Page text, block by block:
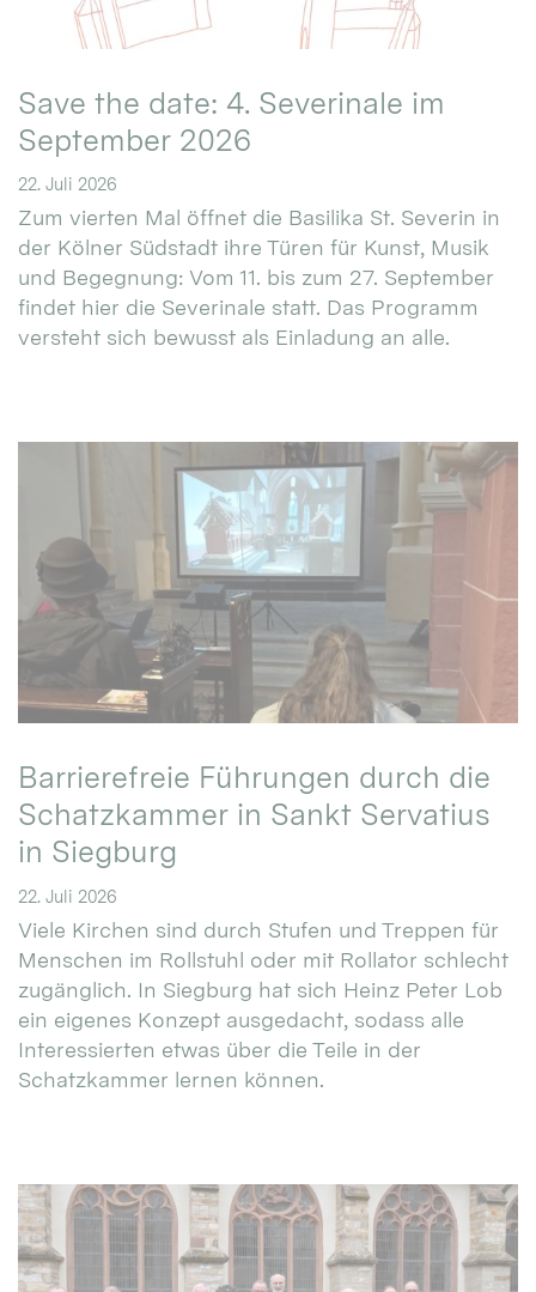
Save the date: 4. Severinale im
September 2026
22. Juli 2026
Zum vierten Mal öffnet die Basilika St. Severin in
der Kölner Südstadt ihre Türen für Kunst, Musik
und Begegnung: Vom 11. bis zum 27. September
findet hier die Severinale statt. Das Programm
versteht sich bewusst als Einladung an alle.
Barrierefreie Führungen durch die
Schatzkammer in Sankt Servatius
in Siegburg
22. Juli 2026
Viele Kirchen sind durch Stufen und Treppen für
Menschen im Rollstuhl oder mit Rollator schlecht
zugänglich. In Siegburg hat sich Heinz Peter Lob
ein eigenes Konzept ausgedacht, sodass alle
Interessierten etwas über die Teile in der
Schatzkammer lernen können.